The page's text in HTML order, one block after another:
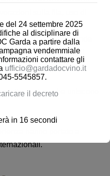
grappoli in fase di
fiore dalle seconde
per ottenere vini di
attrezzature che uniscono
del 24 settembre 2025
al disciplinare di
Garda a partire dalla
vendemmiale
contattare gli
ufficio@gardadocvino.it
5545857.
il decreto
in 16 secondi